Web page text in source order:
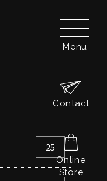
Menu
Contact
Online
Store
25